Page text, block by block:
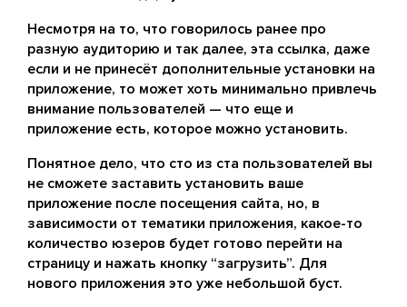
Несмотря на то, что говорилось ранее про
разную аудиторию и так далее, эта ссылка, даже
если и не принесёт дополнительные установки на
приложение, то может хоть минимально привлечь
внимание пользователей — что еще и
приложение есть, которое можно установить.
Понятное дело, что сто из ста пользователей вы
не сможете заставить установить ваше
приложение после посещения сайта, но, в
зависимости от тематики приложения, какое-то
количество юзеров будет готово перейти на
страницу и нажать кнопку “загрузить”. Для
нового приложения это уже небольшой буст.